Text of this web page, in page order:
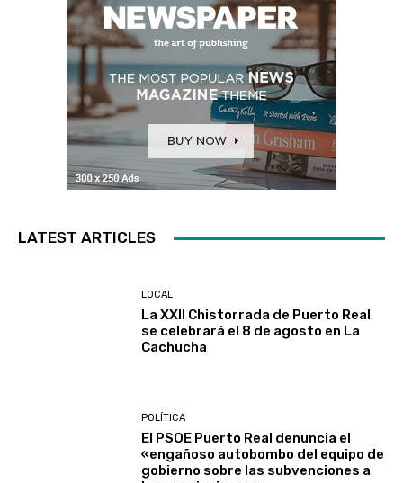
LATEST ARTICLES
LOCAL
La XXII Chistorrada de Puerto Real
se celebrará el 8 de agosto en La
Cachucha
POLÍTICA
El PSOE Puerto Real denuncia el
«engañoso autobombo del equipo de
gobierno sobre las subvenciones a